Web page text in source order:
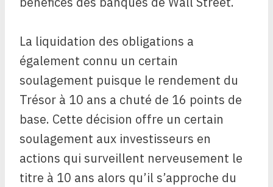
La liquidation des obligations a
également connu un certain
soulagement puisque le rendement du
Trésor à 10 ans a chuté de 16 points de
base. Cette décision offre un certain
soulagement aux investisseurs en
actions qui surveillent nerveusement le
titre à 10 ans alors qu’il s’approche du